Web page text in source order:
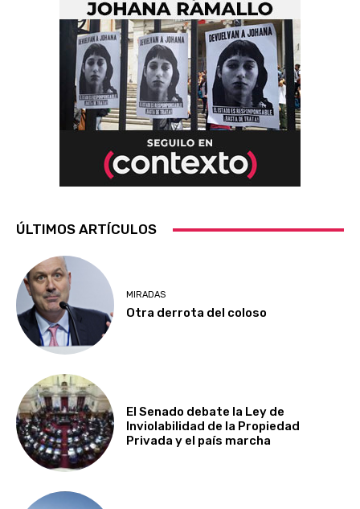
ÚLTIMOS ARTÍCULOS
MIRADAS
Otra derrota del coloso
El Senado debate la Ley de
Inviolabilidad de la Propiedad
Privada y el país marcha